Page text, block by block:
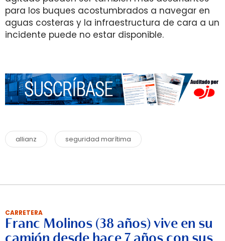
para los buques acostumbrados a navegar en
aguas costeras y la infraestructura de cara a un
incidente puede no estar disponible.
allianz seguridad marítima
CARRETERA
Franc Molinos (38 años) vive en su